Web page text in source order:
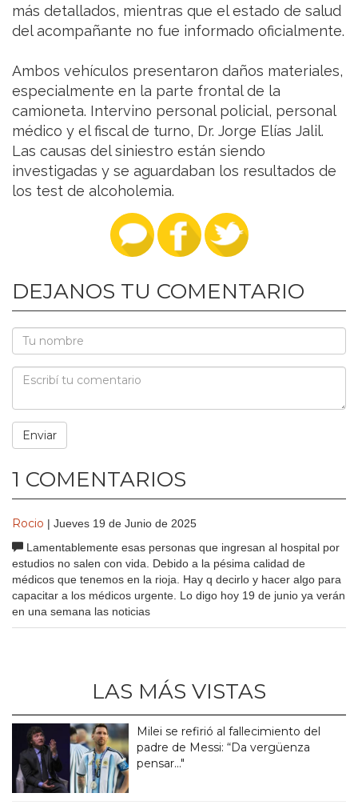
más detallados, mientras que el estado de salud
del acompañante no fue informado oficialmente.
Ambos vehículos presentaron daños materiales,
especialmente en la parte frontal de la
camioneta. Intervino personal policial, personal
médico y el fiscal de turno, Dr. Jorge Elías Jalil.
Las causas del siniestro están siendo
investigadas y se aguardaban los resultados de
los test de alcoholemia.
DEJANOS TU COMENTARIO
1 COMENTARIOS
Rocio | Jueves 19 de Junio de 2025
Lamentablemente esas personas que ingresan al hospital por
estudios no salen con vida. Debido a la pésima calidad de
médicos que tenemos en la rioja. Hay q decirlo y hacer algo para
capacitar a los médicos urgente. Lo digo hoy 19 de junio ya verán
en una semana las noticias
LAS MÁS VISTAS
Milei se refirió al fallecimiento del
padre de Messi: “Da vergüenza
pensar..."